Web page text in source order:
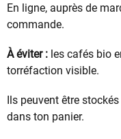
En ligne, auprès de
commande.
À éviter : les cafés bio
torréfaction visible.
Ils peuvent être
dans ton panier.